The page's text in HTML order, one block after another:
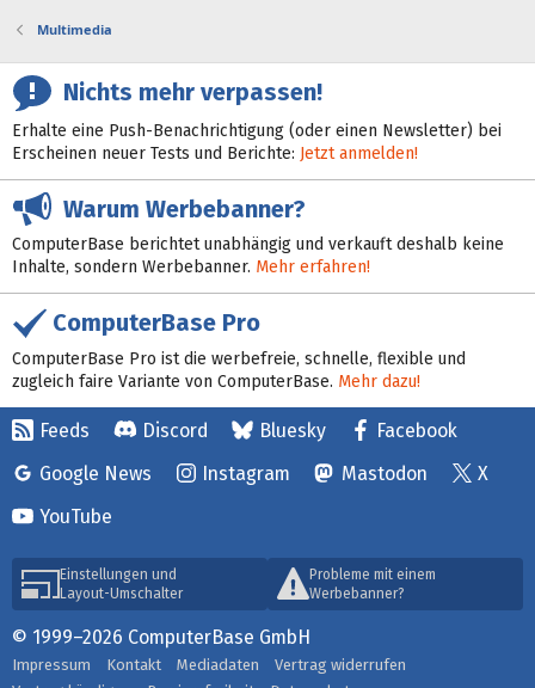
Multimedia
Nichts mehr verpassen!
Erhalte eine Push-Benachrichtigung (oder einen Newsletter) bei
Erscheinen neuer Tests und Berichte: Jetzt anmelden!
Warum Werbebanner?
ComputerBase berichtet unabhängig und verkauft deshalb keine
Inhalte, sondern Werbebanner. Mehr erfahren!
ComputerBase Pro
ComputerBase Pro ist die werbefreie, schnelle, flexible und
zugleich faire Variante von ComputerBase. Mehr dazu!
Feeds Discord Bluesky
Facebook
Google News
Instagram Mastodon
X
YouTube
Einstellungen und
Layout-Umschalter
Probleme mit einem
Werbebanner?
© 1999–2026 ComputerBase GmbH
Impressum Kontakt Mediadaten
Vertrag widerrufen